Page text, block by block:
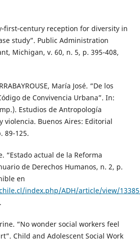
reception for diversity in
study”. Public Administration
Michigan, v. 60, n. 5, p. 395-408,
María José. “De los
de Convivencia Urbana”. In:
Estudios de Antropología
violencia. Buenos Aires: Editorial
89-125.
“Estado actual de la Reforma
de Derechos Humanos, n. 2, p.
en
index.php/ADH/article/view/
“No wonder social workers feel
Child and Adolescent Social Work